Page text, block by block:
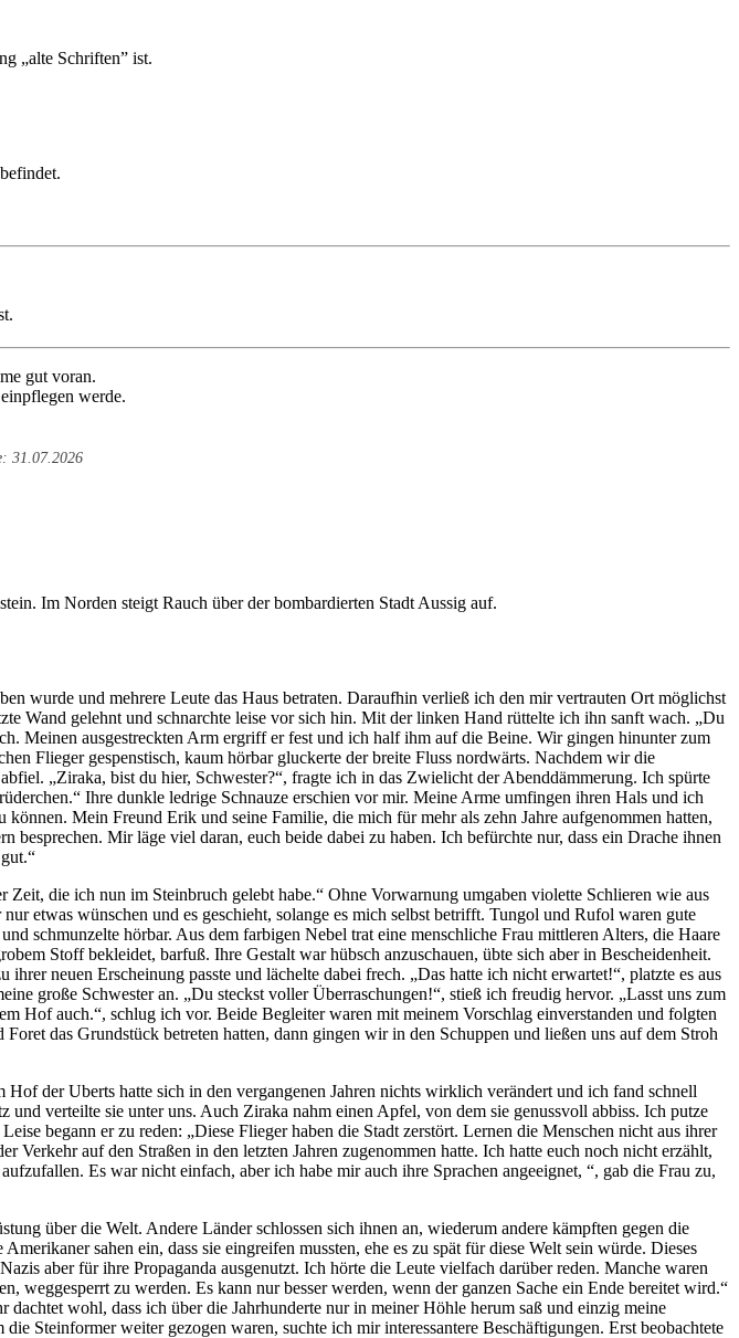
gut voran.
werde.
31.07.2026
wurde und mehrere Leute das Haus betraten. Daraufhin verließ ich den mir vertrauten Ort möglichst
Wand gelehnt und schnarchte leise vor sich hin. Mit der linken Hand rüttelte ich ihn sanft wach. „Du
Meinen ausgestreckten Arm ergriff er fest und ich half ihm auf die Beine. Wir gingen hinunter zum
Flieger gespenstisch, kaum hörbar gluckerte der breite Fluss nordwärts. Nachdem wir die
„Ziraka, bist du hier, Schwester?“, fragte ich in das Zwielicht der Abenddämmerung. Ich spürte
Ihre dunkle ledrige Schnauze erschien vor mir. Meine Arme umfingen ihren Hals und ich
Mein Freund Erik und seine Familie, die mich für mehr als zehn Jahre aufgenommen hatten,
Mir läge viel daran, euch beide dabei zu haben. Ich befürchte nur, dass ein Drache ihnen
die ich nun im Steinbruch gelebt habe.“ Ohne Vorwarnung umgaben violette Schlieren wie aus
etwas wünschen und es geschieht, solange es mich selbst betrifft. Tungol und Rufol waren gute
schmunzelte hörbar. Aus dem farbigen Nebel trat eine menschliche Frau mittleren Alters, die Haare
Stoff bekleidet, barfuß. Ihre Gestalt war hübsch anzuschauen, übte sich aber in Bescheidenheit.
neuen Erscheinung passte und lächelte dabei frech. „Das hatte ich nicht erwartet!“, platzte es aus
große Schwester an. „Du steckst voller Überraschungen!“, stieß ich freudig hervor. „Lasst uns zum
Hof auch.“, schlug ich vor. Beide Begleiter waren mit meinem Vorschlag einverstanden und folgten
das Grundstück betreten hatten, dann gingen wir in den Schuppen und ließen uns auf dem Stroh
der Uberts hatte sich in den vergangenen Jahren nichts wirklich verändert und ich fand schnell
verteilte sie unter uns. Auch Ziraka nahm einen Apfel, von dem sie genussvoll abbiss. Ich putze
begann er zu reden: „Diese Flieger haben die Stadt zerstört. Lernen die Menschen nicht aus ihrer
auf den Straßen in den letzten Jahren zugenommen hatte. Ich hatte euch noch nicht erzählt,
Es war nicht einfach, aber ich habe mir auch ihre Sprachen angeeignet, “, gab die Frau zu,
über die Welt. Andere Länder schlossen sich ihnen an, wiederum andere kämpften gegen die
sahen ein, dass sie eingreifen mussten, ehe es zu spät für diese Welt sein würde. Dieses
aber für ihre Propaganda ausgenutzt. Ich hörte die Leute vielfach darüber reden. Manche waren
weggesperrt zu werden. Es kann nur besser werden, wenn der ganzen Sache ein Ende bereitet wird.“
wohl, dass ich über die Jahrhunderte nur in meiner Höhle herum saß und einzig meine
Steinformer weiter gezogen waren, suchte ich mir interessantere Beschäftigungen. Erst beobachtete